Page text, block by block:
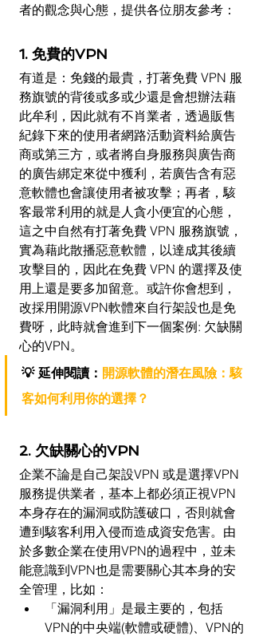
者的觀念與心態，提供各位朋友參考：
1. 免費的VPN
有道是：免錢的最貴，打著免費 VPN 服
務旗號的背後或多或少還是會想辦法藉
此牟利，因此就有不肖業者，透過販售
紀錄下來的使用者網路活動資料給廣告
商或第三方，或者將自身服務與廣告商
的廣告綁定來從中獲利，若廣告含有惡
意軟體也會讓使用者被攻擊；再者，駭
客最常利用的就是人貪小便宜的心態，
這之中自然有打著免費 VPN 服務旗號，
實為藉此散播惡意軟體，以達成其後續
攻擊目的，因此在免費 VPN 的選擇及使
用上還是要多加留意。或許你會想到，
改採用開源VPN軟體來自行架設也是免
費呀，此時就會進到下一個案例: 欠缺關
心的VPN。
💡 延伸閱讀： 開源軟體的潛在風險：駭
客如何利用你的選擇？
2. 欠缺關心的VPN
企業不論是自己架設VPN 或是選擇VPN
服務提供業者，基本上都必須正視VPN
本身存在的漏洞或防護破口，否則就會
遭到駭客利用入侵而造成資安危害。由
於多數企業在使用VPN的過程中，並未
能意識到VPN也是需要關心其本身的安
全管理，比如：
「漏洞利用」是最主要的，包括
VPN的中央端(軟體或硬體)、VPN的